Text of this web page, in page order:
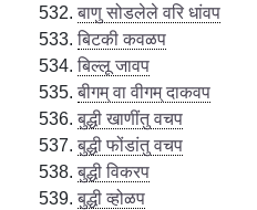
बाणु सोडलेले वरि धांवप
बिटकी कवळप
बिल्लू जावप
बीगम् वा वीगम् दाकवप
बुद्धी खाणींतु वचप
बुद्धी फोंडांतु वचप
बुद्धी विकरप
बुद्धी व्होळप